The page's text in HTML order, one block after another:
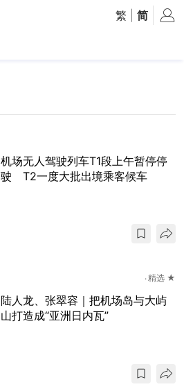
繁 简
机场无人驾驶列车T1段上午暂停停
驶 T2一度大批出境乘客候车
精选 ★
陆人龙、张翠容｜把机场岛与大屿
山打造成“亚洲日内瓦”